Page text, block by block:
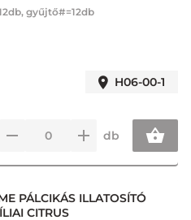
gyűjtő#=12db
H06-00-1
db
PÁLCIKÁS ILLATOSÍTÓ
CITRUS